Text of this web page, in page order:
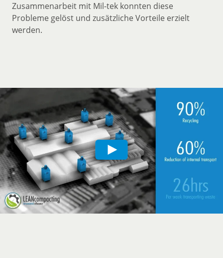
Zusammenarbeit mit Mil-tek konnten diese
Probleme gelöst und zusätzliche Vorteile erzielt
werden.